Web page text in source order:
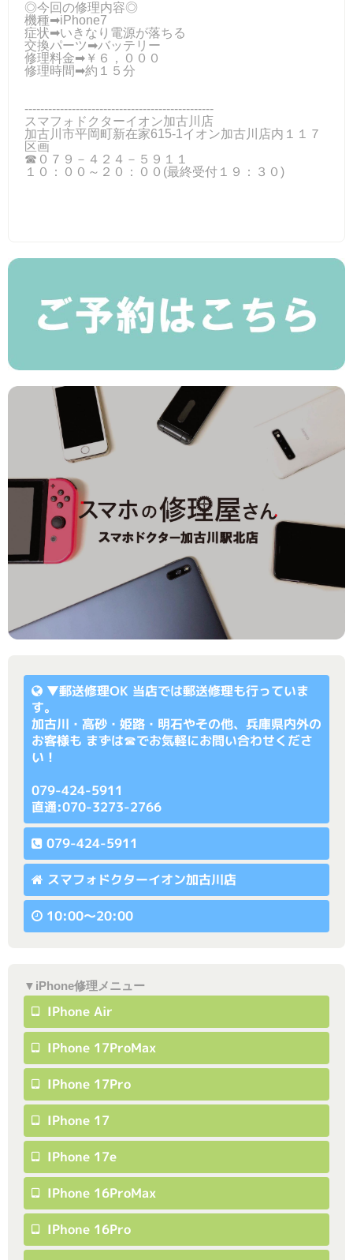
◎今回の修理内容◎
機種➡iPhone7
症状➡いきなり電源が落ちる
交換パーツ➡バッテリー
修理料金➡￥６，０００
修理時間➡約１５分
------------------------------------------------
スマフォドクターイオン加古川店
加古川市平岡町新在家615-1イオン加古川店内１１７
区画
☎０７９－４２４－５９１１
１０：００～２０：００(最終受付１９：３０)
▼郵送修理OK 当店では郵送修理も行っていま
す。
加古川・高砂・姫路・明石やその他、兵庫県内外の
お客様も まずは☎でお気軽にお問い合わせくださ
い！
079-424-5911
直通:070-3273-2766
079-424-5911
スマフォドクターイオン加古川店
10:00〜20:00
▼iPhone修理メニュー
IPhone Air
IPhone 17ProMax
IPhone 17Pro
IPhone 17
IPhone 17e
IPhone 16ProMax
IPhone 16Pro